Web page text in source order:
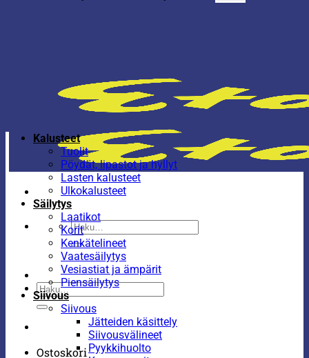
Etsi:
Etsi:
Ostoskori
Kalusteet
Tuolit
Pöydät, lipastot ja hyllyt
Lasten kalusteet
Ulkokalusteet
Säilytys
Laatikot
Korit
Kenkätelineet
Vaatesäilytys
Vesiastiat ja ämpärit
Piensäilytys
Siivous
Siivous
Jätteiden käsittely
Siivousvälineet
Pyykkihuolto